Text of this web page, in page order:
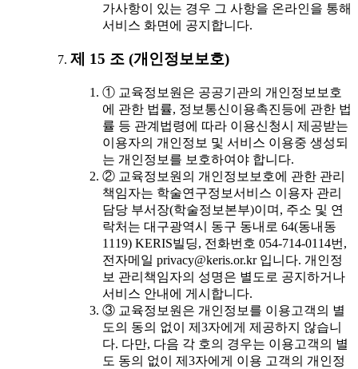
가사항이 있는 경우 그 사항을 온라인을 통해
서비스 화면에 공지합니다.
제 15 조 (개인정보보호)
① 교육정보원은 공공기관의 개인정보보호
에 관한 법률, 정보통신이용촉진등에 관한 법
률 등 관계법령에 따라 이용신청시 제공받는
이용자의 개인정보 및 서비스 이용중 생성되
는 개인정보를 보호하여야 합니다.
② 교육정보원의 개인정보보호에 관한 관리
책임자는 학술연구정보서비스 이용자 관리
담당 부서장(학술정보본부)이며, 주소 및 연
락처는 대구광역시 동구 동내로 64(동내동
1119) KERIS빌딩, 전화번호 054-714-0114번,
전자메일 privacy@keris.or.kr 입니다. 개인정
보 관리책임자의 성명은 별도로 공지하거나
서비스 안내에 게시합니다.
③ 교육정보원은 개인정보를 이용고객의 별
도의 동의 없이 제3자에게 제공하지 않습니
다. 다만, 다음 각 호의 경우는 이용고객의 별
도 동의 없이 제3자에게 이용 고객의 개인정